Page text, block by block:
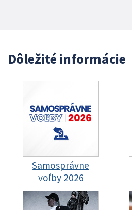
Dôležité informácie
Samosprávne
voľby 2026